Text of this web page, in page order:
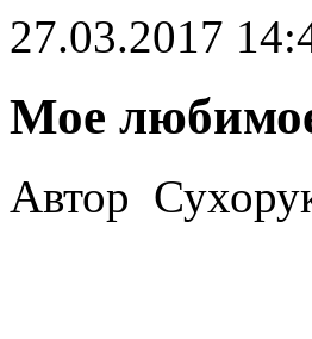
27.03.2017
Мое
Автор